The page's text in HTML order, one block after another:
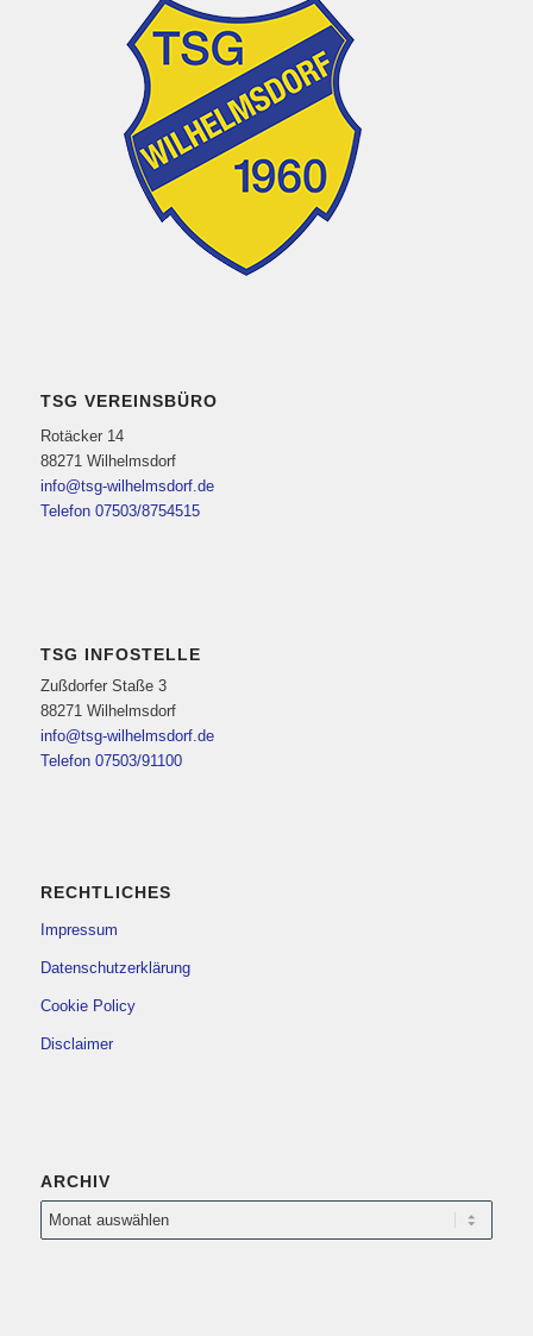
TSG VEREINSBÜRO
Rotäcker 14
88271 Wilhelmsdorf
info@tsg-wilhelmsdorf.de
Telefon 07503/8754515
TSG INFOSTELLE
Zußdorfer Staße 3
88271 Wilhelmsdorf
info@tsg-wilhelmsdorf.de
Telefon 07503/91100
RECHTLICHES
Impressum
Datenschutzerklärung
Cookie Policy
Disclaimer
ARCHIV